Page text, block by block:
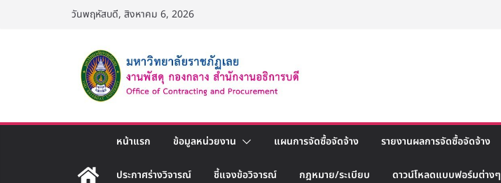
วันพฤหัสบดี, สิงหาคม 6, 2026
หน้าแรก ข้อมูลหน่วยงาน แผนการจัดซื้อจัดจ้าง รายงานผลการจัดซื้อจัดจ้าง
ประกาศร่างวิจารณ์ ชี้แจงข้อวิจารณ์ กฎหมาย/ระเบียบ ดาวน์โหลดแบบฟอร์มต่างๆ